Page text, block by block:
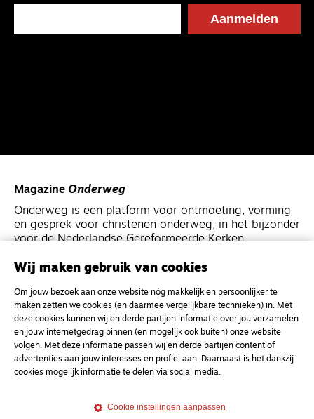
Magazine Onderweg
Onderweg is een platform voor ontmoeting, vorming
en gesprek voor christenen onderweg, in het bijzonder
voor de Nederlandse Gereformeerde Kerken.
Magazine
Onderweg
Kvk-nummer 33277063
NL46 INGB 0117 5827 86
info@onderwegonline.nl
Wij maken gebruik van cookies
Om jouw bezoek aan onze website nóg makkelijk en persoonlijker te
maken zetten we cookies (en daarmee vergelijkbare technieken) in. Met
deze cookies kunnen wij en derde partijen informatie over jou verzamelen
en jouw internetgedrag binnen (en mogelijk ook buiten) onze website
volgen. Met deze informatie passen wij en derde partijen content of
advertenties aan jouw interesses en profiel aan. Daarnaast is het dankzij
cookies mogelijk informatie te delen via social media.
Cookie instellingen aanpassen